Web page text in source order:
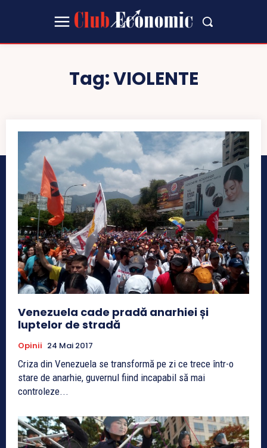
Tag:VIOLENTE
Venezuela cade pradă anarhiei și
luptelor de stradă
Opinii 24 Mai 2017
Criza din Venezuela se transformă pe zi ce trece într-o
stare de anarhie, guvernul fiind incapabil să mai
controleze...